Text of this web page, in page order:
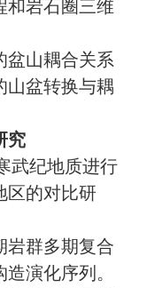
和岩石圈三维
盆山耦合关系
山盆转换与耦
究
武纪地质进行
区的对比研
岩群多期复合
演化序列。